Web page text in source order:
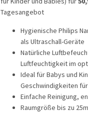
Tagesangebot
Hygienische Philips
als Ultraschall-Geräte
Natürliche
Luftfeuchtigkeit im
Ideal für Babys und
Geschwindigkeiten
Einfache Reinigung,
Raumgröße bis zu